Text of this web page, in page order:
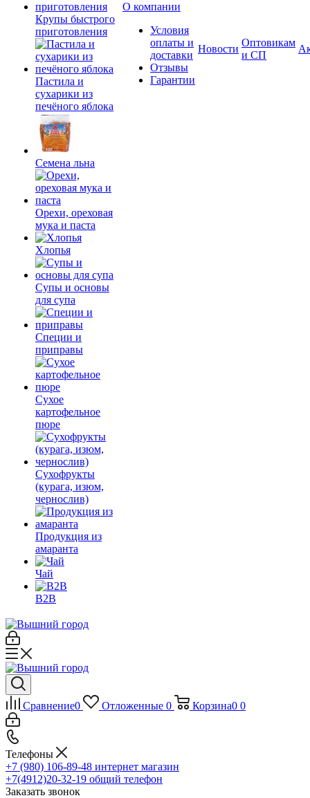
Крупы быстрого
приготовления
Пастила и
сухарики из
печёного яблока
Семена льна
Орехи, ореховая
мука и паста
Хлопья
Супы и основы
для супа
Специи и
приправы
Сухое
картофельное
пюре
Сухофрукты
(курага, изюм,
чернослив)
Продукция из
амаранта
Чай
B2B
О компании
Условия
оплаты и
доставки
Отзывы
Гарантии
Новости
Оптовикам
и СП
Сравнение0 Отложенные 0 Корзина0 0
Телефоны
+7 (980) 106-89-48 интернет магазин
+7(4912)20-32-19 общий телефон
Заказать звонок